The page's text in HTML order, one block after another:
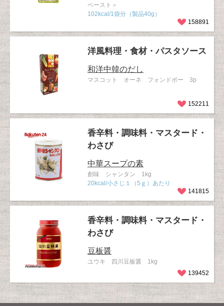
ペースト＞
102kcal/1袋分（製品40g）
158891
洋風料理・食材・パスタソース
和洋中韓のだし
マスコット オーネ フォンドボー 3p
152211
香辛料・調味料・マスタード・
わさび
中華スープの素
創味 シャンタン 1kg
20kcal/小さじ１（5ｇ）あたり
141815
香辛料・調味料・マスタード・
わさび
豆板醤
ユウキ 四川豆板醤 1kg
139452